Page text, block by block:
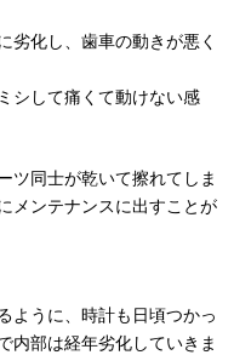
劣化し、歯車の動きが悪く
シして痛くて動けない感
ツ同士が乾いて擦れてしま
メンテナンスに出すことが
ように、時計も日頃つかっ
内部は経年劣化していきま